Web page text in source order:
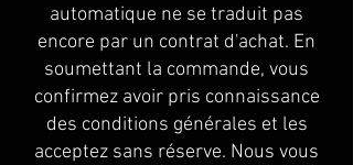
automatique ne se traduit pas
encore par un contrat d'achat. En
soumettant la commande, vous
confirmez avoir pris connaissance
des conditions générales et les
acceptez sans réserve. Nous vous